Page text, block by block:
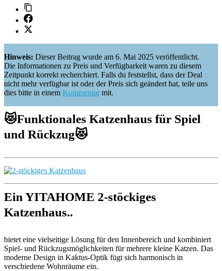
Hinweis: Dieser Beitrag wurde am 6. Mai 2025 veröffentlicht.
Die Informationen zu Preis und Verfügbarkeit waren zu diesem
Zeitpunkt korrekt recherchiert. Falls du feststellst, dass der Deal
nicht mehr verfügbar ist oder der Preis sich geändert hat, teile uns
dies bitte in einem Kommentarmit.
😻Funktionales Katzenhaus für Spiel
und Rückzug😻
Ein YITAHOME 2-stöckiges
Katzenhaus..
bietet eine vielseitige Lösung für den Innenbereich und kombiniert
Spiel- und Rückzugsmöglichkeiten für mehrere kleine Katzen. Das
moderne Design in Kaktus-Optik fügt sich harmonisch in
verschiedene Wohnräume ein.